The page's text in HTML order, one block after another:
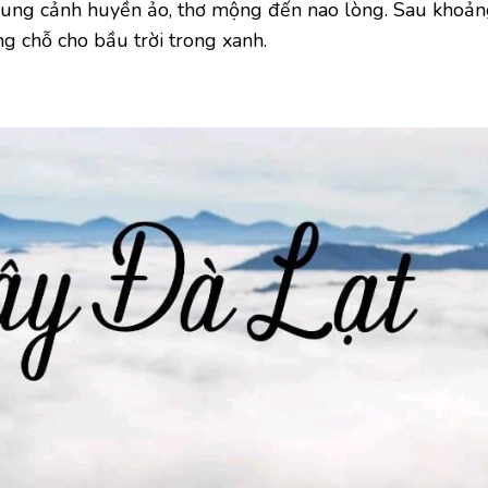
cảnh huyền ảo, thơ mộng đến nao lòng. Sau
chỗ cho bầu trời trong xanh.